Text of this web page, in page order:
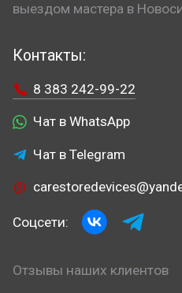
выездом мастера в
Контакты:
8 383 242-99-22
Чат в WhatsApp
Чат в Telegram
Соцсети:
Отзывы наших клиентов